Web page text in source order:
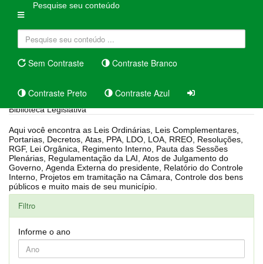
Pesquise seu conteúdo
Sem Contraste Contraste Branco
Contraste Preto Contraste Azul
Biblioteca Legislativa
Aqui você encontra as Leis Ordinárias, Leis Complementares,
Portarias, Decretos, Atas, PPA, LDO, LOA, RREO, Resoluções,
RGF, Lei Orgânica, Regimento Interno, Pauta das Sessões
Plenárias, Regulamentação da LAI, Atos de Julgamento do
Governo, Agenda Externa do presidente, Relatório do Controle
Interno, Projetos em tramitação na Câmara, Controle dos bens
públicos e muito mais de seu município.
Filtro
Informe o ano